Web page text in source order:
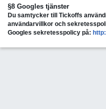
§8 Googles tjänster
Du samtycker till Tickoffs
användarvillkor och
Googles sekretesspolicy på: